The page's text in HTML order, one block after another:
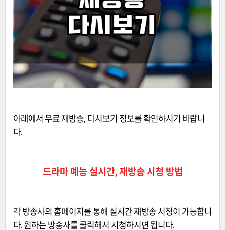
아래에서 무료 재방송, 다시보기 정보를 확인하시기 바랍니
다.
드라마 예능 실시간, 재방송 시청 방법
각 방송사의 홈페이지를 통해 실시간 재방송 시청이 가능합니
다. 원하는 방송사를 클릭해서 시청하시면 됩니다.